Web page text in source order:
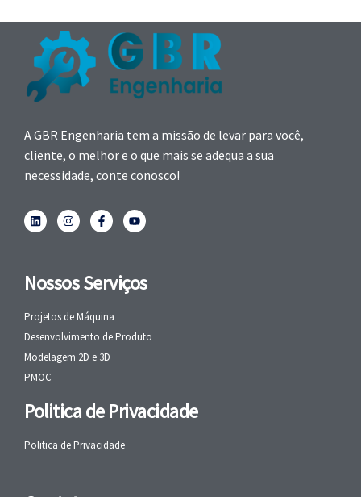
A GBR Engenharia tem a missão de levar para você,
cliente, o melhor e o que mais se adequa a sua
necessidade, conte conosco!
Nossos Serviços
Projetos de Máquina
Desenvolvimento de Produto
Modelagem 2D e 3D
PMOC
Politica de Privacidade
Politica de Privacidade